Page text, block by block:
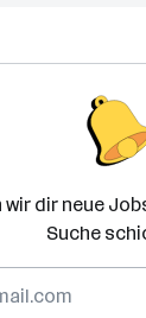
wir dir neue
Suche